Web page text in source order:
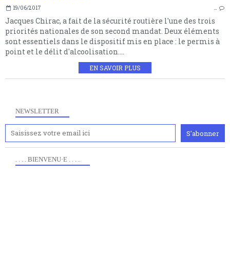
19/06/2017 …
Jacques Chirac, a fait de la sécurité routière l'une des trois
priorités nationales de son second mandat. Deux éléments
sont essentiels dans le dispositif mis en place : le permis à
point et le délit d'alcoolisation....
EN SAVOIR PLUS
NEWSLETTER
. . . . BIENVENU·E . . . .